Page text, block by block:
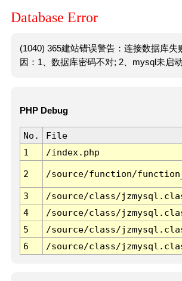
Database Error
(1040) 365建站错误警告：连接数据库失
因：1、数据库密码不对; 2、mysql未启动
PHP Debug
No. File
1
/index.php
2 /source/function/
3 /source/class/
4
/source/class/
5
/source/class/
6
/source/class/